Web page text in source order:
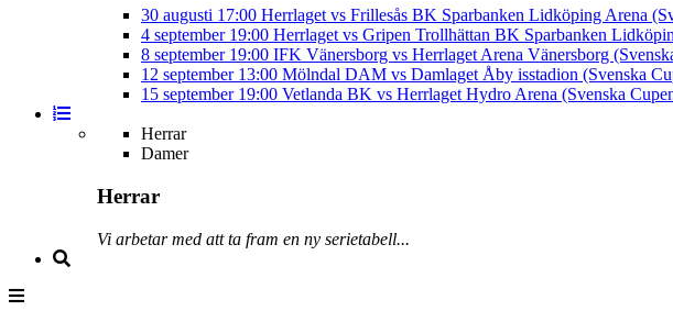
30 augusti 17:00 Herrlaget vs Frillesås BK Sparbanken Lidköping Arena
4 september 19:00 Herrlaget vs Gripen Trollhättan BK Sparbanken
8 september 19:00 IFK Vänersborg vs Herrlaget Arena Vänersborg
12 september 13:00 Mölndal DAM vs Damlaget Åby isstadion (Svenska
15 september 19:00 Vetlanda BK vs Herrlaget Hydro Arena (Svenska
Herrar
Damer
Herrar
Vi arbetar med att ta fram en ny serietabell...